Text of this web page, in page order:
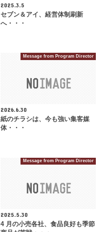
2025.3.5
セブン＆アイ、経営体制刷新
へ・・・
Message from Program Director
2026.6.30
紙のチラシは、今も強い集客媒
体・・・
Message from Program Director
2025.5.30
4 月の小売各社、食品良好も季節